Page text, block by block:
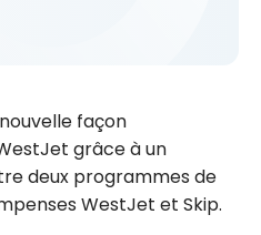
façon
grâce à un
deux programmes de
WestJet et Skip.